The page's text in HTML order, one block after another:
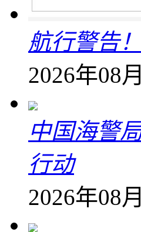
航行警告
2026年08
中国海警
行动
2026年08